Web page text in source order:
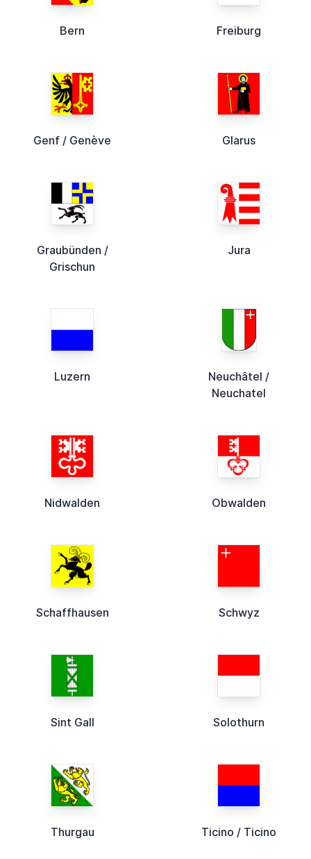
Bern Freiburg
Genf / Genève Glarus
Graubünden /
Grischun
Jura
Luzern
Neuchâtel /
Neuchatel
Nidwalden Obwalden
Schaffhausen Schwyz
Sint Gall Solothurn
Thurgau Ticino / Ticino